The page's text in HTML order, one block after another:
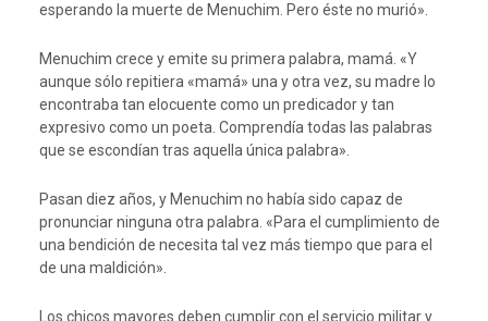
esperando la muerte de Menuchim. Pero éste no murió».
Menuchim crece y emite su primera palabra, mamá. «Y
aunque sólo repitiera «mamá» una y otra vez, su madre lo
encontraba tan elocuente como un predicador y tan
expresivo como un poeta. Comprendía todas las palabras
que se escondían tras aquella única palabra».
Pasan diez años, y Menuchim no había sido capaz de
pronunciar ninguna otra palabra. «Para el cumplimiento de
una bendición de necesita tal vez más tiempo que para el
de una maldición».
Los chicos mayores deben cumplir con el servicio militar y